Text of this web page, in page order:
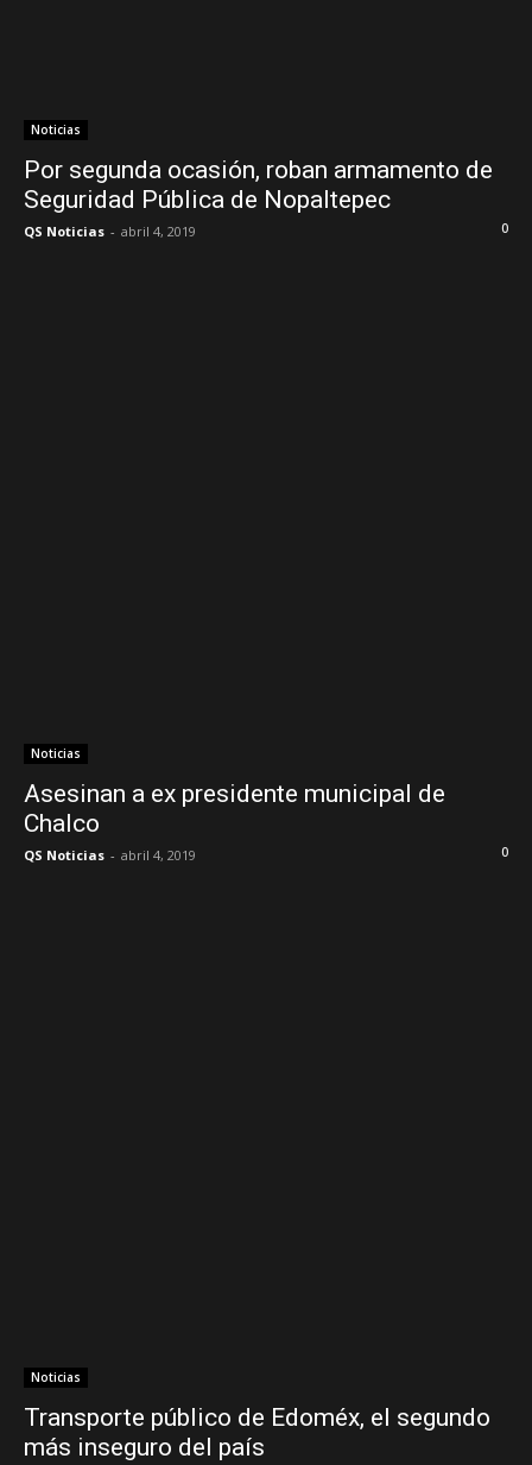
Noticias
Por segunda ocasión, roban armamento de
Seguridad Pública de Nopaltepec
QS Noticias - abril 4, 2019 0
Noticias
Asesinan a ex presidente municipal de
Chalco
QS Noticias - abril 4, 2019 0
Noticias
Transporte público de Edoméx, el segundo
más inseguro del país